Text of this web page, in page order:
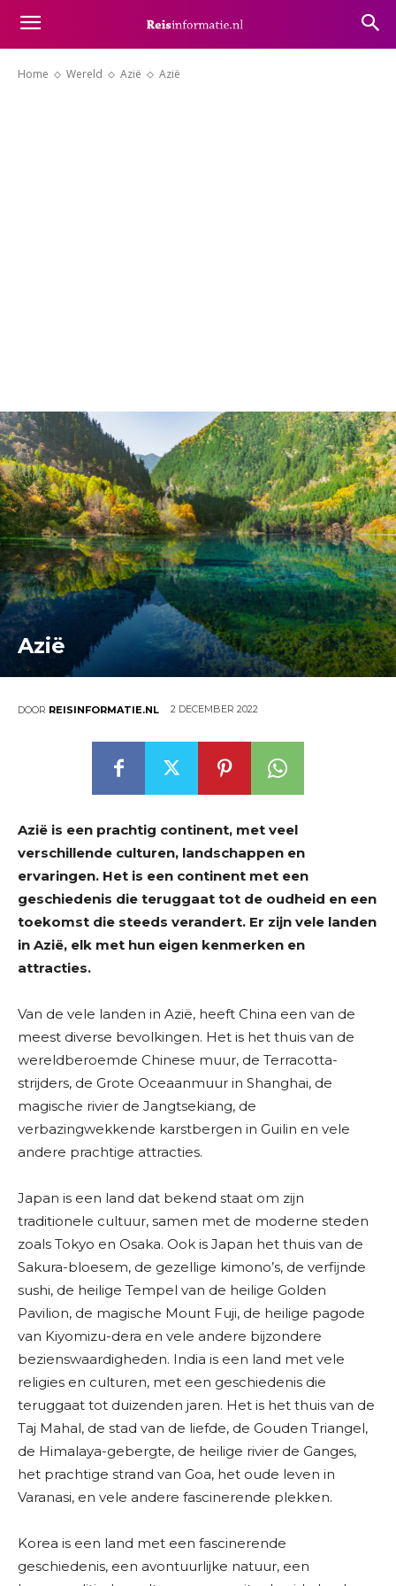
Home Wereld Azië Azië
Azië
DOOR REISINFORMATIE.NL 2 DECEMBER 2022
Azië is een prachtig continent, met veel
verschillende culturen, landschappen en
ervaringen. Het is een continent met een
geschiedenis die teruggaat tot de oudheid en een
toekomst die steeds verandert. Er zijn vele landen
in Azië, elk met hun eigen kenmerken en
attracties.
Van de vele landen in Azië, heeft China een van de
meest diverse bevolkingen. Het is het thuis van de
wereldberoemde Chinese muur, de Terracotta-
strijders, de Grote Oceaanmuur in Shanghai, de
magische rivier de Jangtsekiang, de
verbazingwekkende karstbergen in Guilin en vele
andere prachtige attracties.
Japan is een land dat bekend staat om zijn
traditionele cultuur, samen met de moderne steden
zoals Tokyo en Osaka. Ook is Japan het thuis van de
Sakura-bloesem, de gezellige kimono’s, de verfijnde
sushi, de heilige Tempel van de heilige Golden
Pavilion, de magische Mount Fuji, de heilige pagode
van Kiyomizu-dera en vele andere bijzondere
bezienswaardigheden. India is een land met vele
religies en culturen, met een geschiedenis die
teruggaat tot duizenden jaren. Het is het thuis van de
Taj Mahal, de stad van de liefde, de Gouden Triangel,
de Himalaya-gebergte, de heilige rivier de Ganges,
het prachtige strand van Goa, het oude leven in
Varanasi, en vele andere fascinerende plekken.
Korea is een land met een fascinerende
geschiedenis, een avontuurlijke natuur, een